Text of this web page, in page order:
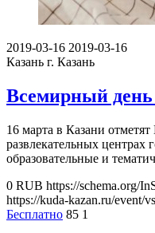
2019-03-16 2019-03-16
Казань г. Казань
Всемирный день
16 марта в Казани
развлекательных центрах
образовательные и
0 RUB https://schema.org/
https://kuda-kazan.ru/event/
Бесплатно 85 1